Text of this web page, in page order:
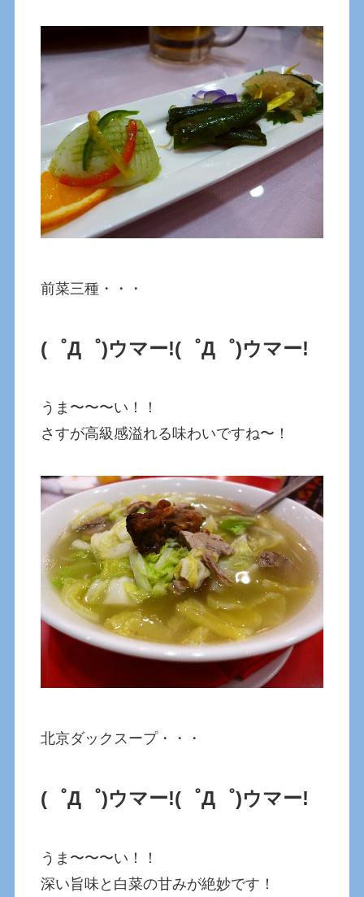
前菜三種・・・
(゜Д゜)ウマー!(゜Д゜)ウマー!
うま〜〜〜い！！
さすが高級感溢れる味わいですね〜！
北京ダックスープ・・・
(゜Д゜)ウマー!(゜Д゜)ウマー!
うま〜〜〜い！！
深い旨味と白菜の甘みが絶妙です！